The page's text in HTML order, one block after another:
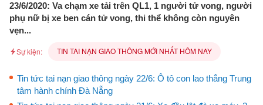
23/6/2020: Va chạm xe tải trên QL1, 1 người tử vong, người
phụ nữ bị xe ben cán tử vong, thi thể không còn nguyên
vẹn...
Sự kiện: TIN TAI NẠN GIAO THÔNG MỚI NHẤT HÔM NAY
Tin tức tai nạn giao thông ngày 22/6: Ô tô con lao thẳng Trung
tâm hành chính Đà Nẵng